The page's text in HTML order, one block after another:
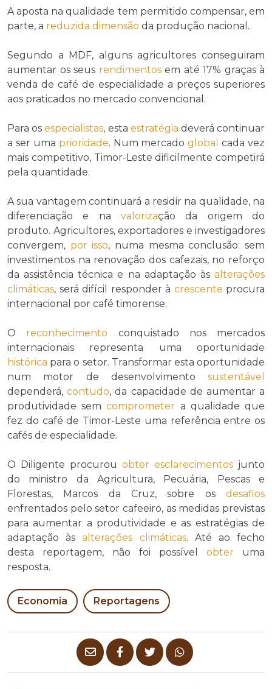
A aposta na qualidade tem permitido compensar, em
parte, a reduzida dimensão da produção nacional.
Segundo a MDF, alguns agricultores conseguiram
aumentar os seus rendimentosem até 17% graças à
venda de café de especialidade a preços superiores
aos praticados no mercado convencional.
Para osespecialistas, esta estratégia deverá continuar
a ser uma prioridade. Num mercadoglobal cada vez
mais competitivo, Timor-Leste dificilmente competirá
pela quantidade.
A sua vantagem continuará a residir na qualidade, na
diferenciação e na valorização da origem do
produto. Agricultores, exportadores e investigadores
convergem, por isso, numa mesma conclusão: sem
investimentos na renovação dos cafezais, no reforço
da assistência técnica e na adaptação às alterações
climáticas, será difícil responder à crescente procura
internacional por café timorense.
O reconhecimento conquistado nos mercados
internacionais representa uma oportunidade
histórica para o setor. Transformar esta oportunidade
num motor de desenvolvimento sustentável
dependerá,contudo, da capacidade de aumentar a
produtividade semcomprometer a qualidade que
fez do café de Timor-Leste uma referência entre os
cafés de especialidade.
O Diligente procurou obter esclarecimentos junto
do ministro da Agricultura, Pecuária, Pescas e
Florestas, Marcos da Cruz, sobre os desafios
enfrentados pelo setor cafeeiro, as medidas previstas
para aumentar a produtividade e as estratégias de
adaptação àsalterações climáticas. Até ao fecho
desta reportagem, não foi possível obter uma
resposta.
Economia Reportagens